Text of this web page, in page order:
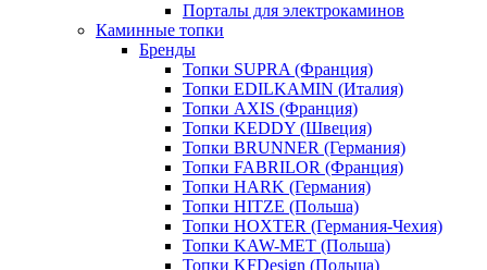
Порталы для электрокаминов
Каминные топки
Бренды
Топки SUPRA (Франция)
Топки EDILKAMIN (Италия)
Топки AXIS (Франция)
Топки KEDDY (Швеция)
Топки BRUNNER (Германия)
Топки FABRILOR (Франция)
Топки HARK (Германия)
Топки HITZE (Польша)
Топки HOXTER (Германия-Чехия)
Топки KAW-MET (Польша)
Топки KFDesign (Польша)